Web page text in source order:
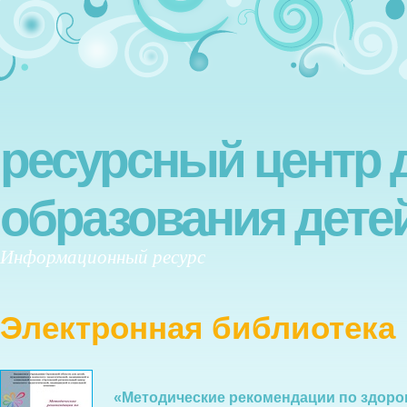
ресурсный центр
образования
Информационный ресурс
Электронная библиотека
«Методические рекомендации по